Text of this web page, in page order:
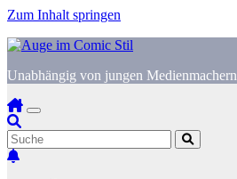
Zum Inhalt springen
Unabhängig von jungen Medienmachern